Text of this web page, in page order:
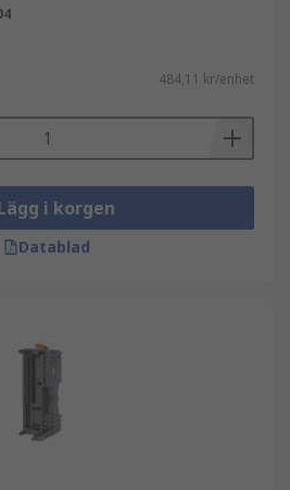
484,11 kr/enhet
i korgen
Datablad